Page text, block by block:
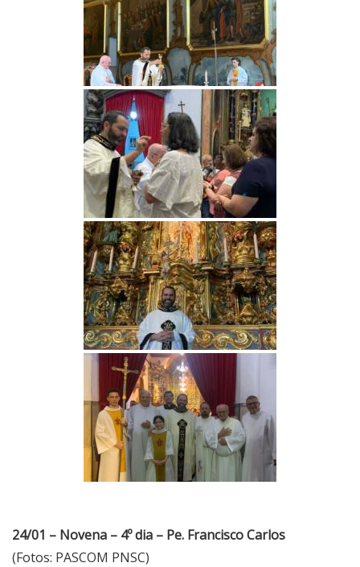
24/01 – Novena – 4º dia – Pe. Francisco Carlos
(Fotos: PASCOM PNSC)